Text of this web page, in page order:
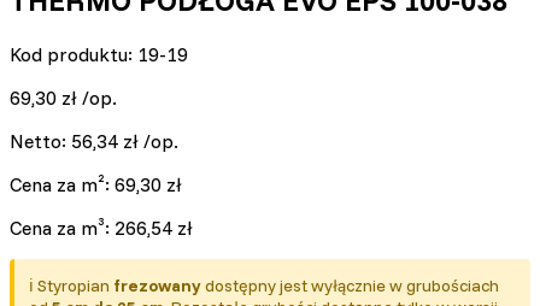
Kod produktu: 19-19
69,30 zł /op.
Netto: 56,34 zł /op.
Cena za m²: 69,30 zł
Cena za m³: 266,54 zł
ℹ️ Styropian frezowanydostępny jest wyłącznie w grubościach